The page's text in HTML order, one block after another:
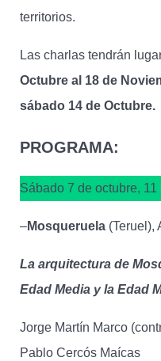
territorios.
Las charlas tendrán
Octubre al 18 de
sábado 14 de Octubre.
PROGRAMA:
Sábado 7 de octubre,
–Mosqueruela (Teruel),
La arquitectura de
Edad Media y la Edad
Jorge Martín Marco
Pablo Cercós Maícas